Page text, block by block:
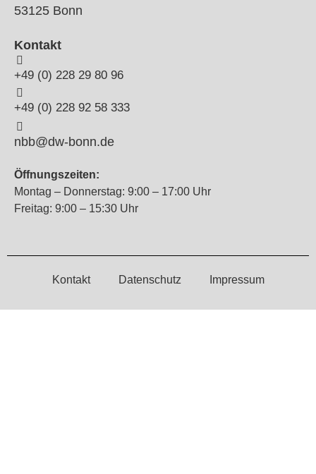
53125 Bonn
Kontakt
+49 (0) 228 29 80 96
+49 (0) 228 92 58 333
nbb@dw-bonn.de
Öffnungszeiten:
Montag – Donnerstag: 9:00 – 17:00 Uhr
Freitag: 9:00 – 15:30 Uhr
Kontakt Datenschutz Impressum